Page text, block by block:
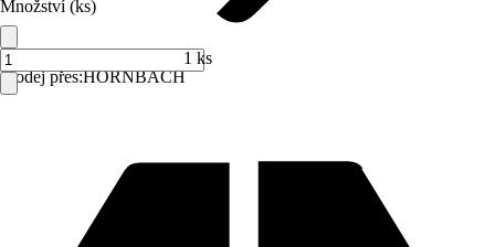
Prodej přes:HORNBACH
Množství (ks)
1 ks